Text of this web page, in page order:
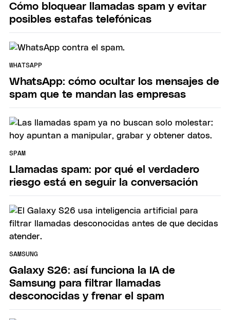
Cómo bloquear llamadas spam y evitar
posibles estafas telefónicas
WHATSAPP
WhatsApp: cómo ocultar los mensajes de
spam que te mandan las empresas
SPAM
Llamadas spam: por qué el verdadero
riesgo está en seguir la conversación
SAMSUNG
Galaxy S26: así funciona la IA de
Samsung para filtrar llamadas
desconocidas y frenar el spam